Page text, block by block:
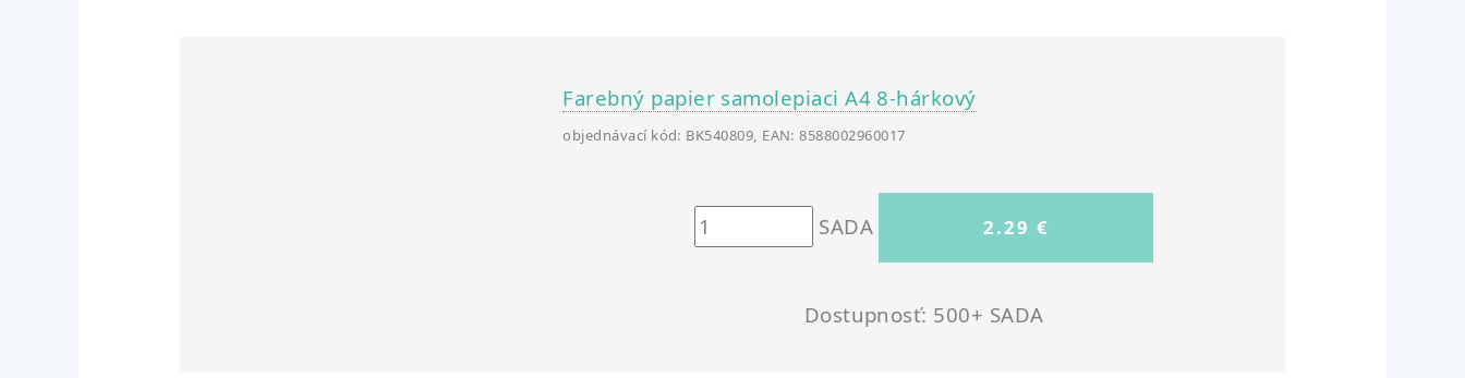
Farebný papier samolepiaci A4 8-hárkový
objednávací kód: BK540809, EAN: 8588002960017
SADA
Dostupnosť: 500+ SADA